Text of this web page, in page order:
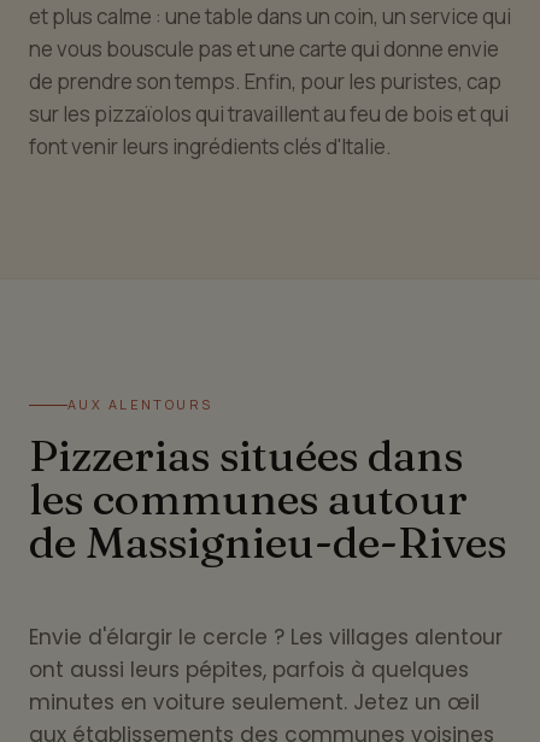
et plus calme : une table dans un coin, un service qui
ne vous bouscule pas et une carte qui donne envie
de prendre son temps. Enfin, pour les puristes, cap
sur les pizzaïolos qui travaillent au feu de bois et qui
font venir leurs ingrédients clés d'Italie.
AUX ALENTOURS
Pizzerias situées dans
les communes autour
de Massignieu-de-Rives
Envie d'élargir le cercle ? Les villages alentour
ont aussi leurs pépites, parfois à quelques
minutes en voiture seulement. Jetez un œil
aux établissements des communes voisines